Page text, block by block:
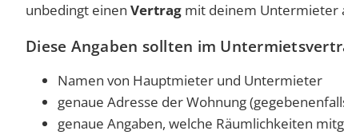
unbedingt einen Vertrag mit deinem Untermieter
Diese Angaben sollten im
Namen von Hauptmieter und Untermieter
genaue Adresse der Wohnung
genaue Angaben, welche Räumlichkeiten